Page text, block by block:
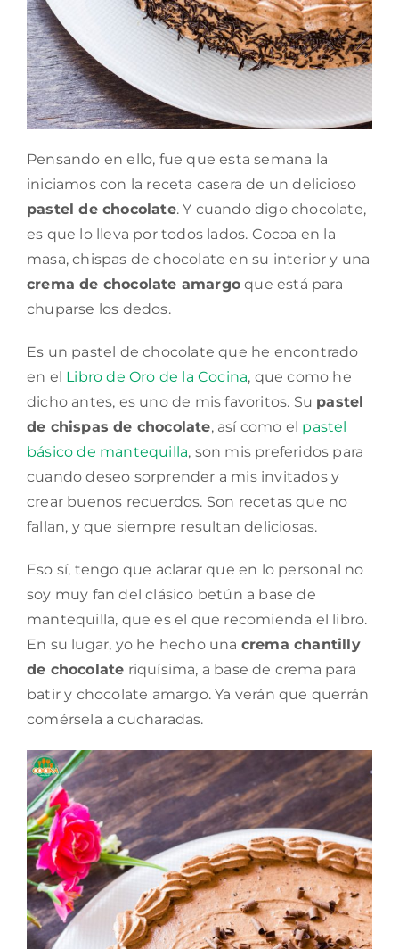
Pensando en ello, fue que esta semana la
iniciamos con la receta casera de un delicioso
pastel de chocolate. Y cuando digo chocolate,
es que lo lleva por todos lados. Cocoa en la
masa, chispas de chocolate en su interior y una
crema de chocolate amargo que está para
chuparse los dedos.
Es un pastel de chocolate que he encontrado
en el Libro de Oro de la Cocina, que como he
dicho antes, es uno de mis favoritos. Su pastel
de chispas de chocolate, así como el pastel
básico de mantequilla, son mis preferidos para
cuando deseo sorprender a mis invitados y
crear buenos recuerdos. Son recetas que no
fallan, y que siempre resultan deliciosas.
Eso sí, tengo que aclarar que en lo personal no
soy muy fan del clásico betún a base de
mantequilla, que es el que recomienda el libro.
En su lugar, yo he hecho una crema chantilly
de chocolate riquísima, a base de crema para
batir y chocolate amargo. Ya verán que querrán
comérsela a cucharadas.